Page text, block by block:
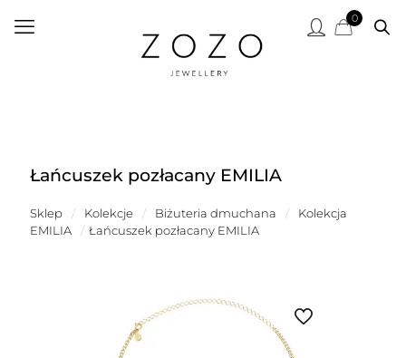
0
Łańcuszek pozłacany EMILIA
Sklep / Kolekcje / Biżuteria dmuchana /
Kolekcja
EMILIA
/ Łańcuszek pozłacany EMILIA